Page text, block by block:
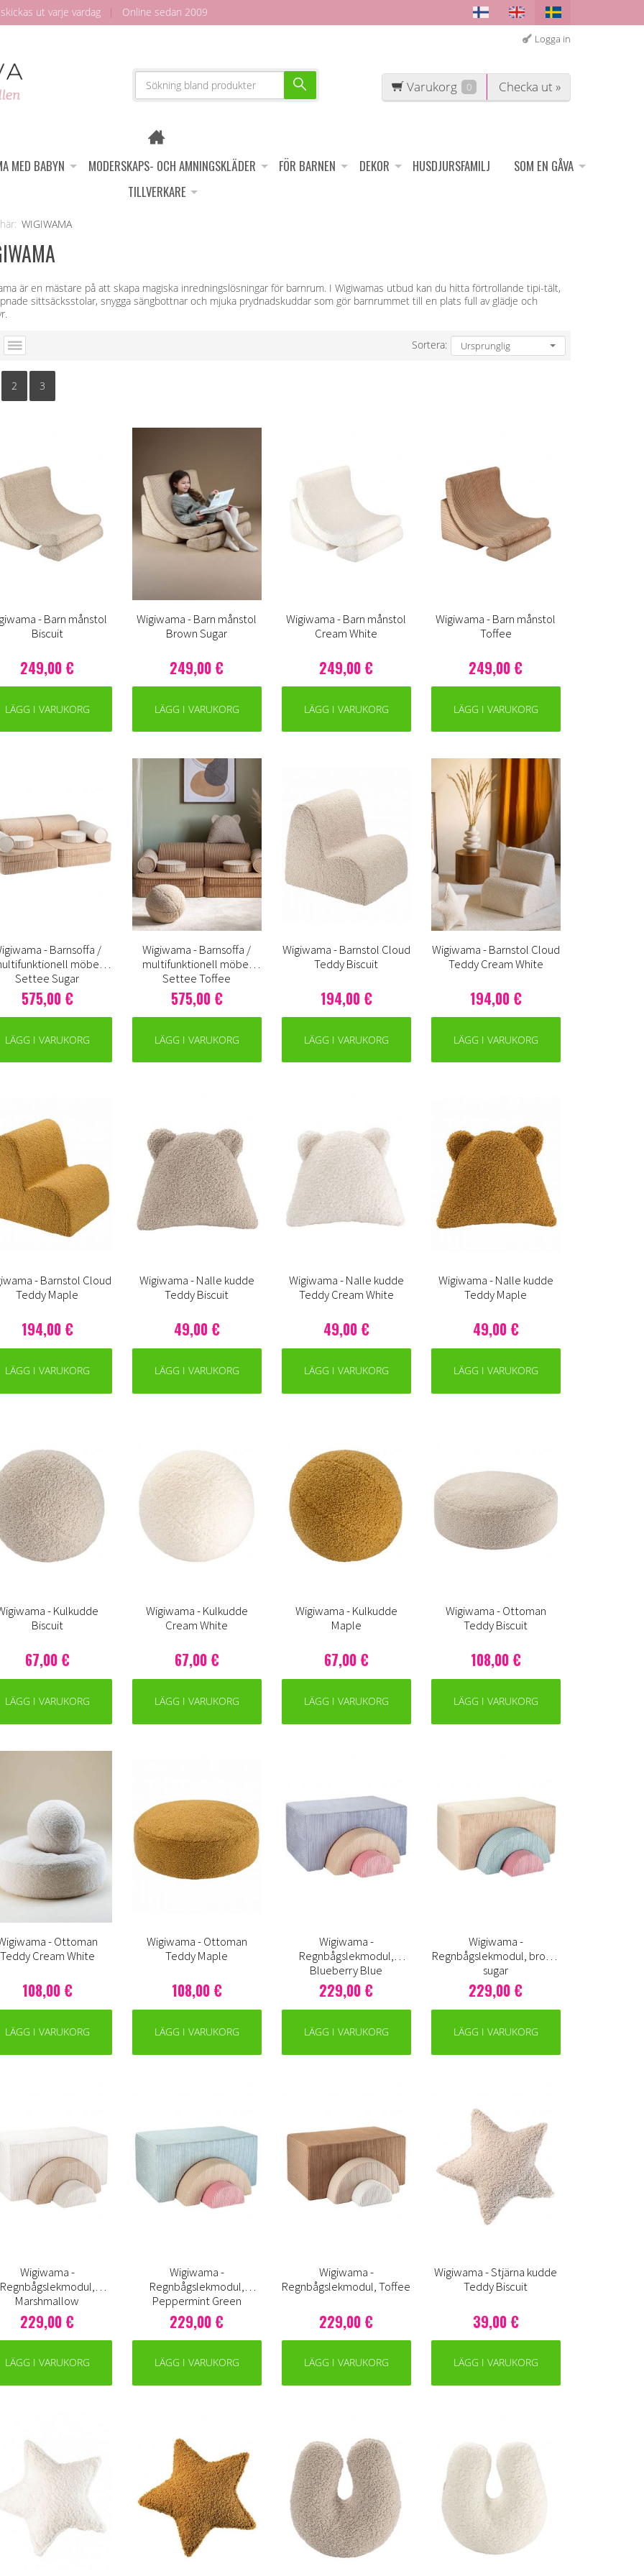
ut varje vardag | Online sedan 2009
Logga in
Varukorg 0 Checka ut »
MED BABYN MODERSKAPS- OCH AMNINGSKLÄDER FÖR BARNEN DEKOR HUSDJURSFAMILJ
SOM EN GÅVA
TILLVERKARE
WIGIWAMA
är en mästare på att skapa magiska inredningslösningar för barnrum. I Wigiwamas utbud kan du hitta förtrollande tipi-tält,
sittsäcksstolar, snygga sängbottnar och mjuka prydnadskuddar som gör barnrummet till en plats full av glädje och
Sortera:
2 3
- Barn månstol
Biscuit
249,00 €
LÄGG I VARUKORG
Wigiwama - Barn månstol
Brown Sugar
249,00 €
LÄGG I VARUKORG
Wigiwama - Barn månstol
Cream White
249,00 €
LÄGG I VARUKORG
Wigiwama - Barn månstol
Toffee
249,00 €
LÄGG I VARUKORG
- Barnsoffa /
möbel
Settee Sugar
575,00 €
LÄGG I VARUKORG
Wigiwama - Barnsoffa /
multifunktionell möbel
Settee Toffee
575,00 €
LÄGG I VARUKORG
Wigiwama - Barnstol Cloud
Teddy Biscuit
194,00 €
LÄGG I VARUKORG
Wigiwama - Barnstol Cloud
Teddy Cream White
194,00 €
LÄGG I VARUKORG
- Barnstol Cloud
Teddy Maple
194,00 €
LÄGG I VARUKORG
Wigiwama - Nalle kudde
Teddy Biscuit
49,00 €
LÄGG I VARUKORG
Wigiwama - Nalle kudde
Teddy Cream White
49,00 €
LÄGG I VARUKORG
Wigiwama - Nalle kudde
Teddy Maple
49,00 €
LÄGG I VARUKORG
- Kulkudde
Biscuit
67,00 €
LÄGG I VARUKORG
Wigiwama - Kulkudde
Cream White
67,00 €
LÄGG I VARUKORG
Wigiwama - Kulkudde
Maple
67,00 €
LÄGG I VARUKORG
Wigiwama - Ottoman
Teddy Biscuit
108,00 €
LÄGG I VARUKORG
- Ottoman
Teddy Cream White
108,00 €
LÄGG I VARUKORG
Wigiwama - Ottoman
Teddy Maple
108,00 €
LÄGG I VARUKORG
Wigiwama -
Regnbågslekmodul,
Blueberry Blue
229,00 €
LÄGG I VARUKORG
Wigiwama -
Regnbågslekmodul, brown
sugar
229,00 €
LÄGG I VARUKORG
Wigiwama -
Regnbågslekmodul,
Marshmallow
229,00 €
LÄGG I VARUKORG
Wigiwama -
Regnbågslekmodul,
Peppermint Green
229,00 €
LÄGG I VARUKORG
Wigiwama -
Regnbågslekmodul, Toffee
229,00 €
LÄGG I VARUKORG
Wigiwama - Stjärna kudde
Teddy Biscuit
39,00 €
LÄGG I VARUKORG